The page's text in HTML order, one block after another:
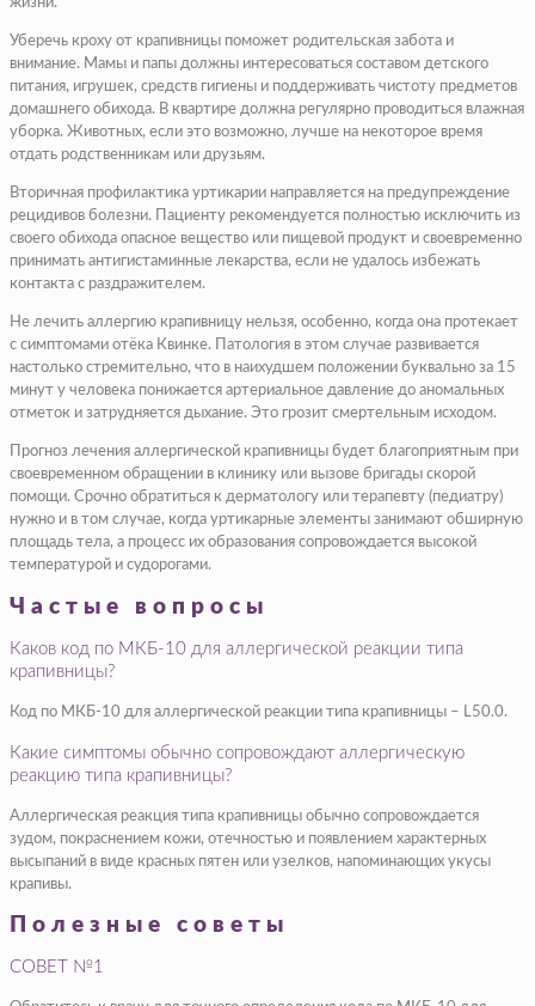
Уберечь кроху от крапивницы поможет родительская забота и
внимание. Мамы и папы должны интересоваться составом детского
питания, игрушек, средств гигиены и поддерживать чистоту предметов
домашнего обихода. В квартире должна регулярно проводиться влажная
уборка. Животных, если это возможно, лучше на некоторое время
отдать родственникам или друзьям.
Вторичная профилактика уртикарии направляется на предупреждение
рецидивов болезни. Пациенту рекомендуется полностью исключить из
своего обихода опасное вещество или пищевой продукт и своевременно
принимать антигистаминные лекарства, если не удалось избежать
контакта с раздражителем.
Не лечить аллергию крапивницу нельзя, особенно, когда она протекает
с симптомами отёка Квинке. Патология в этом случае развивается
настолько стремительно, что в наихудшем положении буквально за 15
минут у человека понижается артериальное давление до аномальных
отметок и затрудняется дыхание. Это грозит смертельным исходом.
Прогноз лечения аллергической крапивницы будет благоприятным при
своевременном обращении в клинику или вызове бригады скорой
помощи. Срочно обратиться к дерматологу или терапевту (педиатру)
нужно и в том случае, когда уртикарные элементы занимают обширную
площадь тела, а процесс их образования сопровождается высокой
температурой и судорогами.
Частые вопросы
Каков код по МКБ-10 для аллергической реакции типа
крапивницы?
Код по МКБ-10 для аллергической реакции типа крапивницы – L50.0.
Какие симптомы обычно сопровождают аллергическую
реакцию типа крапивницы?
Аллергическая реакция типа крапивницы обычно сопровождается
зудом, покраснением кожи, отечностью и появлением характерных
высыпаний в виде красных пятен или узелков, напоминающих укусы
крапивы.
Полезные советы
СОВЕТ №1